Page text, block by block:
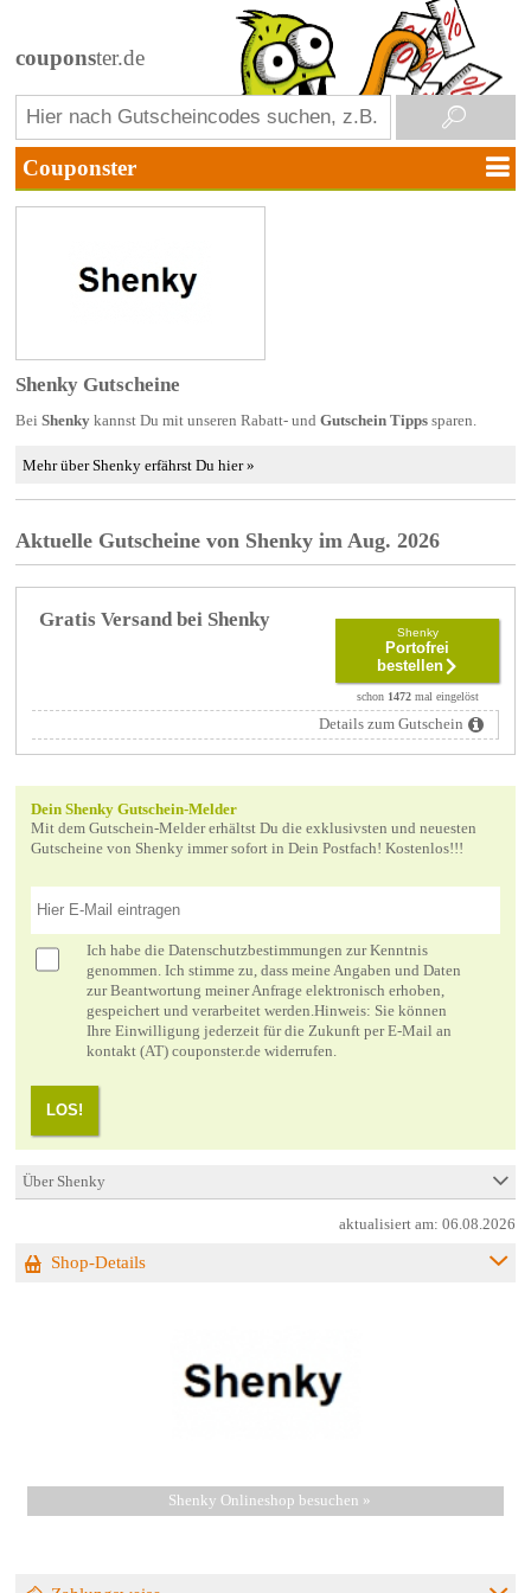
couponster.de
Shenky Gutscheine
Bei Shenkykannst Du mit unseren Rabatt- und Gutschein Tippssparen.
Mehr über Shenky erfährst Du hier »
Aktuelle Gutscheine von Shenky im Aug. 2026
Gratis Versand bei Shenky
Shenky
Portofrei
bestellen
schon 1472mal eingelöst
Details zum Gutschein
Dein Shenky Gutschein-Melder
Mit dem Gutschein-Melder erhältst Du die exklusivsten und neuesten
Gutscheine von Shenky immer sofort in Dein Postfach! Kostenlos!!!
Ich habe die Datenschutzbestimmungen zur Kenntnis
genommen. Ich stimme zu, dass meine Angaben und Daten
zur Beantwortung meiner Anfrage elektronisch erhoben,
gespeichert und verarbeitet werden.Hinweis: Sie können
Ihre Einwilligung jederzeit für die Zukunft per E-Mail an
kontakt (AT) couponster.de widerrufen.
LOS!
Über Shenky
aktualisiert am:06.08.2026
Shop-Details
Shenky Onlineshop besuchen »